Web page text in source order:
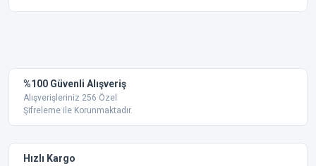
Ürün resmi kalitesiz, bozuk veya görüntülenemiyor.
Ürün açıklamasında eksik bilgiler bulunuyor.
%100 Güvenli Alışveriş
Alışverişleriniz 256 Özel
Şifreleme ile Korunmaktadır.
Hızlı Kargo